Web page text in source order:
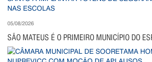
05/08/2026
SÃO MATEUS É O PRIMEIRO MUNICÍPIO DO